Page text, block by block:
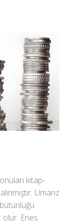
kitap-
Umarız
olur. Enes